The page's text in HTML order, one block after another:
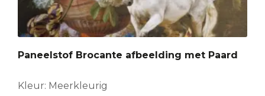
Paneelstof Brocante afbeelding met Paard
Kleur: Meerkleurig